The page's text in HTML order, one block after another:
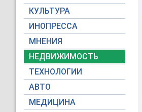
КУЛЬТУРА
ИНОПРЕССА
МНЕНИЯ
НЕДВИЖИМОСТЬ
ТЕХНОЛОГИИ
АВТО
МЕДИЦИНА